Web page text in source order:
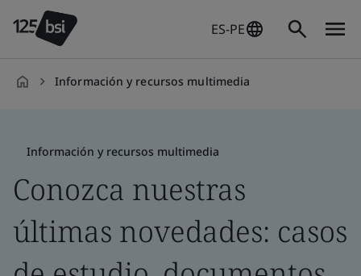
ES-PE
Información y recursos multimedia
Información y recursos multimedia
Conozca nuestras
últimas novedades: casos